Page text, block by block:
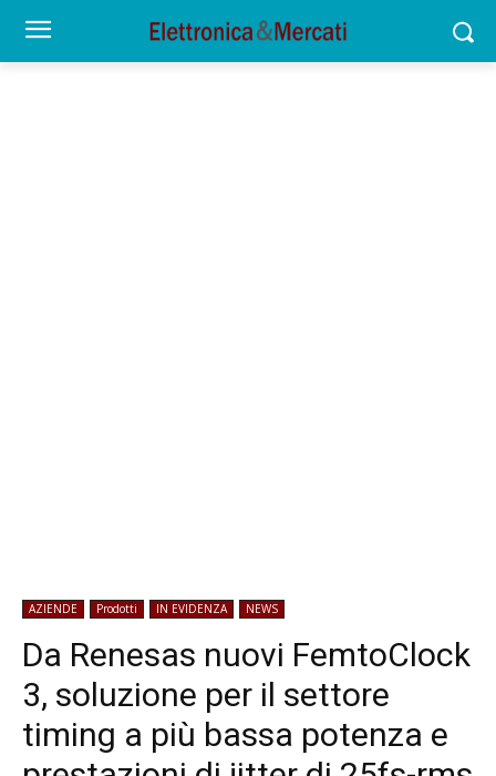
AZIENDE Prodotti IN EVIDENZA NEWS
Da Renesas nuovi FemtoClock
3, soluzione per il settore
timing a più bassa potenza e